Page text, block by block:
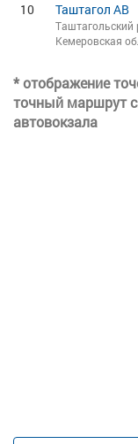
10 Таштагол АВ
Таштагольский
Кемеровская
* отображение
точный маршрут
автовокзала